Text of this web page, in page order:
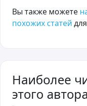
Вы также можете
похожих статей
Наиболее
этого